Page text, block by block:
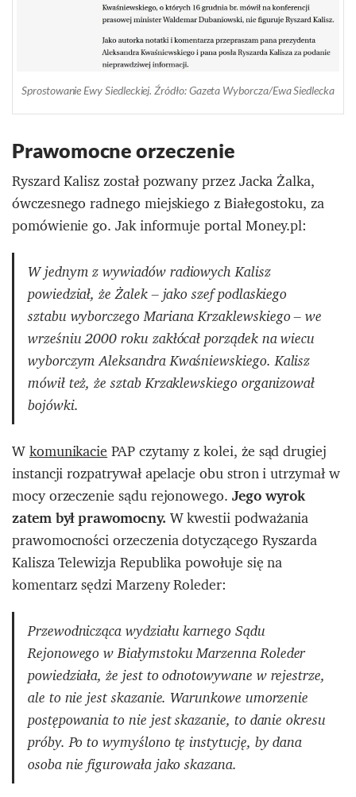
Sprostowanie Ewy Siedleckiej. Źródło: Gazeta Wyborcza/Ewa Siedlecka
Prawomocne orzeczenie
Ryszard Kalisz został pozwany przez Jacka Żalka,
ówczesnego radnego miejskiego z Białegostoku, za
pomówienie go. Jak informuje portal Money.pl:
W jednym z wywiadów radiowych Kalisz
powiedział, że Żalek – jako szef podlaskiego
sztabu wyborczego Mariana Krzaklewskiego – we
wrześniu 2000 roku zakłócał porządek na wiecu
wyborczym Aleksandra Kwaśniewskiego. Kalisz
mówił też, że sztab Krzaklewskiego organizował
bojówki.
WkomunikaciePAP czytamy z kolei, że sąd drugiej
instancji rozpatrywał apelacje obu stron i utrzymał w
mocy orzeczenie sądu rejonowego.Jego wyrok
zatem był prawomocny.W kwestii podważania
prawomocności orzeczenia dotyczącego Ryszarda
Kalisza Telewizja Republika powołuje się na
komentarz sędzi Marzeny Roleder:
Przewodnicząca wydziału karnego Sądu
Rejonowego w Białymstoku Marzenna Roleder
powiedziała, że jest to odnotowywane w rejestrze,
ale to nie jest skazanie. Warunkowe umorzenie
postępowania to nie jest skazanie, to danie okresu
próby. Po to wymyślono tę instytucję, by dana
osoba nie figurowała jako skazana.